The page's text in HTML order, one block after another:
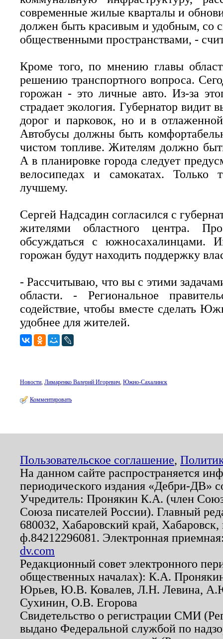
современные жилые кварталы и
должен быть красивым и удобным, со
общественными пространствами, -
Кроме того, по мнению главы
решению транспортного вопроса.
горожан - это личные авто. Из-за
страдает экология. Губернатор видит
дорог и парковок, но и в
Автобусы должны быть
чистом топливе. Жителям должно
А в планировке города следует
велосипедах и самокатах.
лучшему.
Сергей Надсадин согласился с
жителями областного центра.
обсуждаться с южносахалинцами.
горожан будут находить поддержку
- Рассчитываю, что вы с этими
области. - Региональное
содействие, чтобы вместе сделать
удобнее для жителей.
Новости, Лимаренко Валерий Игоревич, Южно-Сахалинск
Комментировать
Пользовательское соглашение,
На данном сайте распространяется
периодического издания «Дебри-ДВ»
Учредитель: Пронякин К.А. (член
Союза писателей России). Главный
680032, Хабаровский край,
ф.84212296081. Электронная
dv.com
Редакционный совет электронного
общественных началах): К.А.
Юрьев, Ю.В. Ковалев, Л.Н. Левина,
Сухинин, О.В. Егорова
Свидетельство о регистрации СМИ
выдано Федеральной службой по